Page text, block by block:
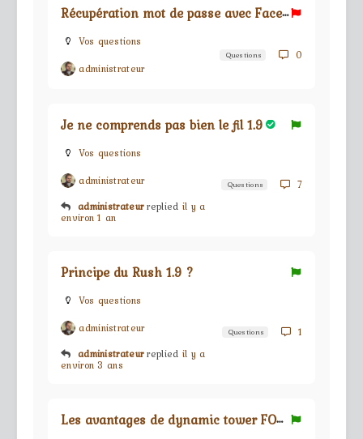
R
écupération mot de passe avec Facebook
Vos questions
administrateur
Questions 0
Je ne comprends pas bien le fil 1.9
Vos questions
administrateur
administrateur replied il y a
environ 1 an
Questions 7
Principe du Rush 1.9 ?
Vos questions
administrateur
administrateur replied il y a
environ 3 ans
Questions 1
L
es avantages de dynamic tower FOE ?